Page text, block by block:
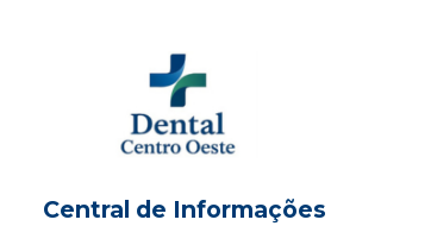
Central de Informações